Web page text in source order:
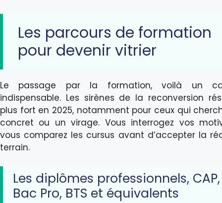
Les parcours de formation
pour devenir vitrier
Le passage par la formation, voilà un
indispensable. Les sirènes de la reconversion
plus fort en 2025, notamment pour ceux qui
concret ou un virage. Vous interrogez vos
vous comparez les cursus avant d’accepter la
terrain.
Les diplômes professionnels, CAP,
Bac Pro, BTS et équivalents